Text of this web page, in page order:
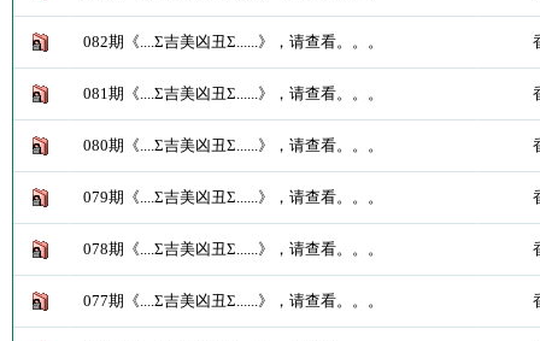
082期《....Σ吉美凶丑Σ......》，请查看。。。
081期《....Σ吉美凶丑Σ......》，请查看。。。
080期《....Σ吉美凶丑Σ......》，请查看。。。
079期《....Σ吉美凶丑Σ......》，请查看。。。
078期《....Σ吉美凶丑Σ......》，请查看。。。
077期《....Σ吉美凶丑Σ......》，请查看。。。